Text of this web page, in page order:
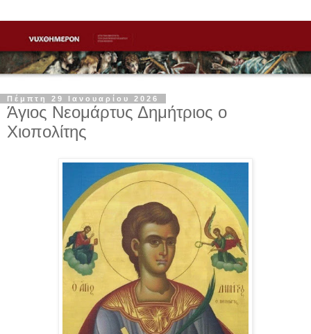
Πέμπτη 29 Ιανουαρίου 2026
Άγιος Νεομάρτυς Δημήτριος ο
Χιοπολίτης